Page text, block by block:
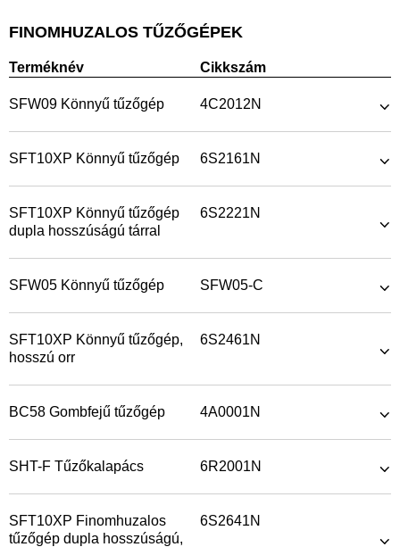
FINOMHUZALOS TŰZŐGÉPEK
Terméknév Cikkszám
SFW09 Könnyű tűzőgép 4C2012N
SFT10XP Könnyű tűzőgép 6S2161N
SFT10XP Könnyű tűzőgép
dupla hosszúságú tárral
6S2221N
SFW05 Könnyű tűzőgép SFW05-C
SFT10XP Könnyű tűzőgép,
hosszú orr
6S2461N
BC58 Gombfejű tűzőgép 4A0001N
SHT-F Tűzőkalapács 6R2001N
SFT10XP Finomhuzalos
tűzőgép dupla hosszúságú,
6S2641N